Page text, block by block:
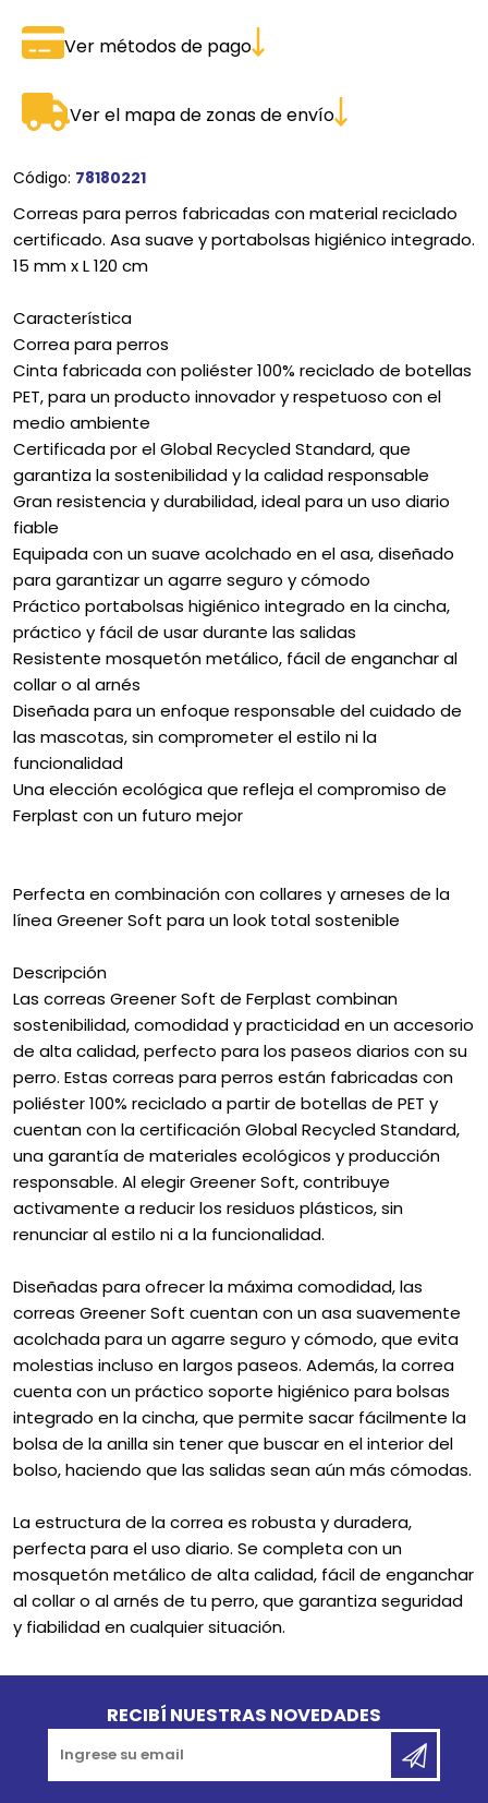
Ver métodos de pago
Ver el mapa de zonas de envío
Código: 78180221
Correas para perros fabricadas con material reciclado
certificado. Asa suave y portabolsas higiénico integrado.
15 mm x L 120 cm
Característica
Correa para perros
Cinta fabricada con poliéster 100% reciclado de botellas
PET, para un producto innovador y respetuoso con el
medio ambiente
Certificada por el Global Recycled Standard, que
garantiza la sostenibilidad y la calidad responsable
Gran resistencia y durabilidad, ideal para un uso diario
fiable
Equipada con un suave acolchado en el asa, diseñado
para garantizar un agarre seguro y cómodo
Práctico portabolsas higiénico integrado en la cincha,
práctico y fácil de usar durante las salidas
Resistente mosquetón metálico, fácil de enganchar al
collar o al arnés
Diseñada para un enfoque responsable del cuidado de
las mascotas, sin comprometer el estilo ni la
funcionalidad
Una elección ecológica que refleja el compromiso de
Ferplast con un futuro mejor
Perfecta en combinación con collares y arneses de la
línea Greener Soft para un look total sostenible
Descripción
Las correas Greener Soft de Ferplast combinan
sostenibilidad, comodidad y practicidad en un accesorio
de alta calidad, perfecto para los paseos diarios con su
perro. Estas correas para perros están fabricadas con
poliéster 100% reciclado a partir de botellas de PET y
cuentan con la certificación Global Recycled Standard,
una garantía de materiales ecológicos y producción
responsable. Al elegir Greener Soft, contribuye
activamente a reducir los residuos plásticos, sin
renunciar al estilo ni a la funcionalidad.
Diseñadas para ofrecer la máxima comodidad, las
correas Greener Soft cuentan con un asa suavemente
acolchada para un agarre seguro y cómodo, que evita
molestias incluso en largos paseos. Además, la correa
cuenta con un práctico soporte higiénico para bolsas
integrado en la cincha, que permite sacar fácilmente la
bolsa de la anilla sin tener que buscar en el interior del
bolso, haciendo que las salidas sean aún más cómodas.
La estructura de la correa es robusta y duradera,
perfecta para el uso diario. Se completa con un
mosquetón metálico de alta calidad, fácil de enganchar
al collar o al arnés de tu perro, que garantiza seguridad
y fiabilidad en cualquier situación.
RECIBÍ NUESTRAS NOVEDADES